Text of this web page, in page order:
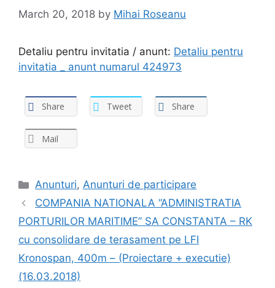
March 20, 2018 by Mihai Roseanu
Detaliu pentru invitatia / anunt: Detaliu pentru
invitatia _ anunt numarul 424973
Share Tweet Share
Mail
Anunturi,Anunturi de participare
COMPANIA NATIONALA “ADMINISTRATIA
PORTURILOR MARITIME” SA CONSTANTA – RK
cu consolidare de terasament pe LFI
Kronospan, 400m – (Proiectare + executie)
(16.03.2018)